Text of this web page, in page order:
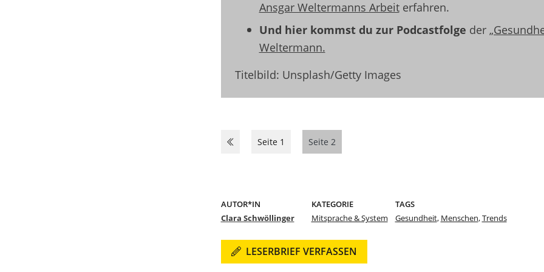
Ansgar Weltermanns Arbeiterfahren.
Und hier kommst du zur Podcastfolge der
Weltermann.
Titelbild: Unsplash/Getty Images
Seite 1 Seite 2
AUTOR*IN
Clara Schwöllinger
KATEGORIE
Mitsprache & System
TAGS
Gesundheit, Menschen,Trends
LESERBRIEF VERFASSEN